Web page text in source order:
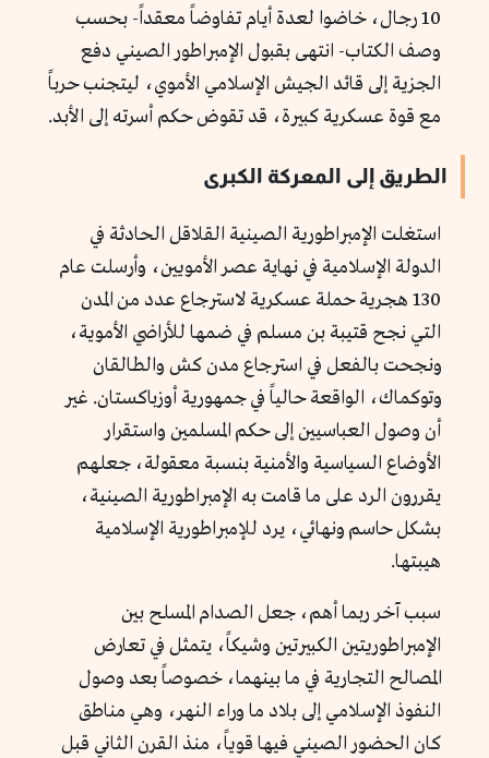
10 رجال، خاضوا لعدة أيام تفاوضاً معقداً- بحسب
وصف الكتاب- انتهى بقبول الإمبراطور الصيني دفع
الجزية إلى قائد الجيش الإسلامي الأموي، ليتجنب حرباً
مع قوة عسكرية كبيرة، قد تقوض حكم أسرته إلى الأبد.
الطريق إلى المعركة الكبرى
استغلت الإمبراطورية الصينية القلاقل الحادثة في
الدولة الإسلامية في نهاية عصر الأمويين، وأرسلت عام
130 هجرية حملة عسكرية لاسترجاع عدد من المدن
التي نجح قتيبة بن مسلم في ضمها للأراضي الأموية،
ونجحت بالفعل في استرجاع مدن كش والطالقان
وتوكماك، الواقعة حالياً في جمهورية أوزباكستان. غير
أن وصول العباسيين إلى حكم المسلمين واستقرار
الأوضاع السياسية والأمنية بنسبة معقولة، جعلهم
يقررون الرد على ما قامت به الإمبراطورية الصينية،
بشكل حاسم ونهائي، يرد للإمبراطورية الإسلامية
هيبتها.
سبب آخر ربما أهم، جعل الصدام المسلح بين
الإمبراطوريتين الكبيرتين وشيكاً، يتمثل في تعارض
المصالح التجارية في ما بينهما، خصوصاً بعد وصول
النفوذ الإسلامي إلى بلاد ما وراء النهر، وهي مناطق
كان الحضور الصيني فيها قوياً، منذ القرن الثاني قبل